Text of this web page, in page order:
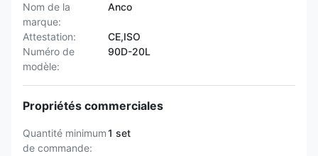
Nom de la
marque:
Anco
Attestation:
CE,ISO
Numéro de
modèle:
90D-20L
Propriétés commerciales
Quantité minimum
de commande:
1 set